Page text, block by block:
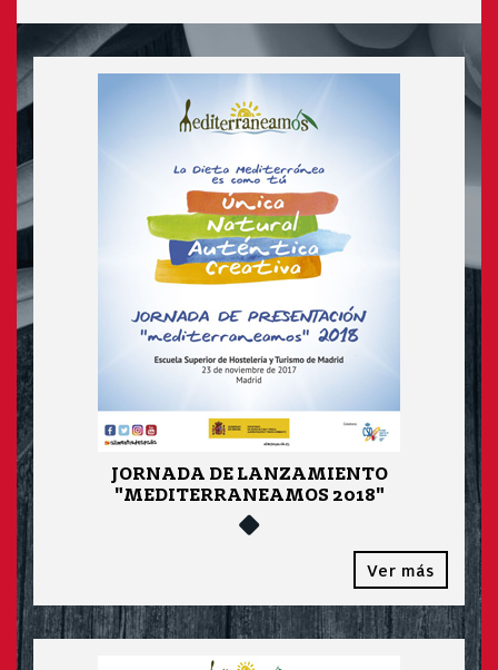
JORNADA DE LANZAMIENTO
"MEDITERRANEAMOS 2018"
Ver más